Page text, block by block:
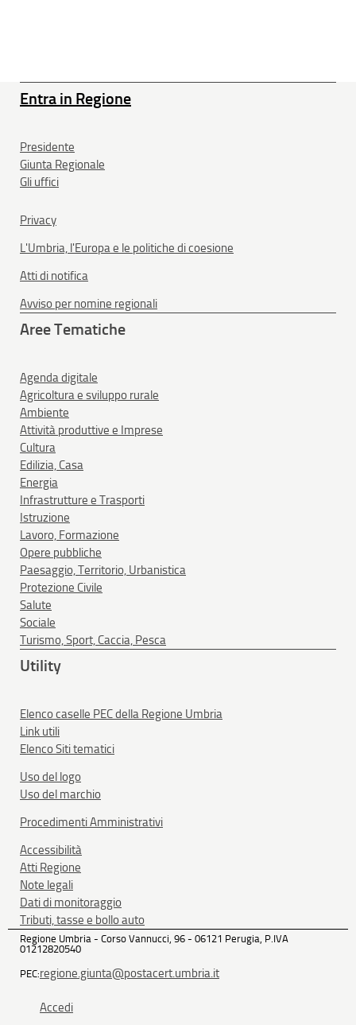
Entra in Regione
Presidente
Giunta Regionale
Gli uffici
Privacy
L'Umbria, l'Europa e le politiche di coesione
Atti di notifica
Avviso per nomine regionali
Aree Tematiche
Agenda digitale
Agricoltura e sviluppo rurale
Ambiente
Attività produttive e Imprese
Cultura
Edilizia, Casa
Energia
Infrastrutture e Trasporti
Istruzione
Lavoro, Formazione
Opere pubbliche
Paesaggio, Territorio, Urbanistica
Protezione Civile
Salute
Sociale
Turismo, Sport, Caccia, Pesca
Utility
Elenco caselle PEC della Regione Umbria
Link utili
Elenco Siti tematici
Uso del logo
Uso del marchio
Procedimenti Amministrativi
Accessibilità
Atti Regione
Note legali
Dati di monitoraggio
Tributi, tasse e bollo auto
Regione Umbria - Corso Vannucci, 96 - 06121 Perugia, P.IVA
01212820540
PEC:regione.giunta@postacert.umbria.it
Accedi